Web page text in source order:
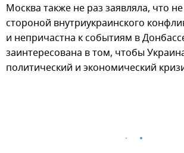
Москва также не раз заявляла, что
стороной внутриукраинского
и непричастна к событиям в
заинтересована в том, чтобы
политический и экономический